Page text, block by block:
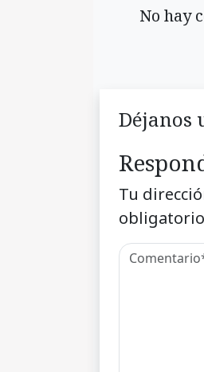
No hay
Déjanos
Tu